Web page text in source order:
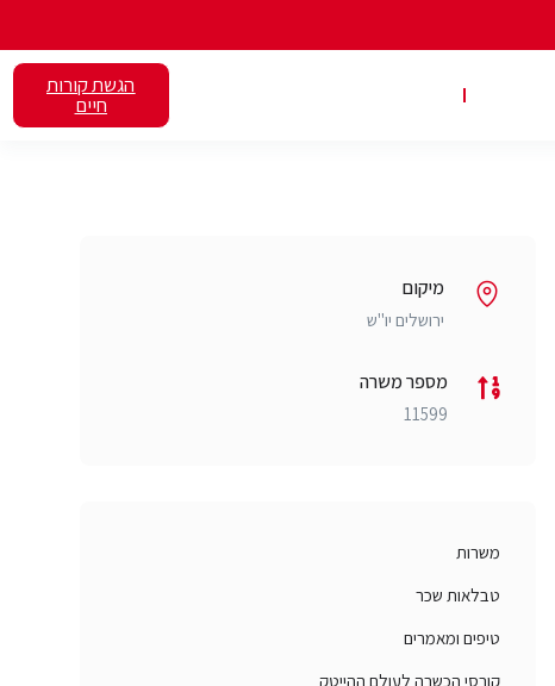
הגשת קורות
חיים
מיקום
ירושלים יו"ש
מספר משרה
11599
משרות
טבלאות שכר
טיפים ומאמרים
קורסי הכשרה לעולם ההייטק